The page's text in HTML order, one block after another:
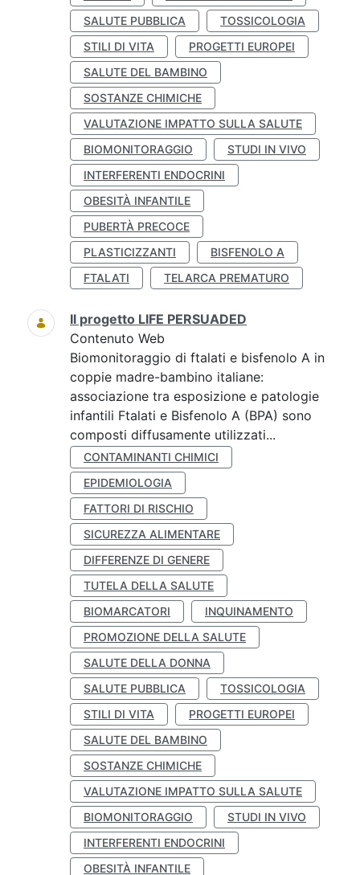
SALUTE PUBBLICA
TOSSICOLOGIA
STILI DI VITA
PROGETTI EUROPEI
SALUTE DEL BAMBINO
SOSTANZE CHIMICHE
VALUTAZIONE IMPATTO SULLA SALUTE
BIOMONITORAGGIO
STUDI IN VIVO
INTERFERENTI ENDOCRINI
OBESITÀ INFANTILE
PUBERTÀ PRECOCE
PLASTICIZZANTI
BISFENOLO A
FTALATI
TELARCA PREMATURO
Il progetto LIFE PERSUADED
Contenuto Web
Biomonitoraggio di ftalati e bisfenolo A in
coppie madre-bambino italiane:
associazione tra esposizione e patologie
infantili Ftalati e Bisfenolo A (BPA) sono
composti diffusamente utilizzati...
CONTAMINANTI CHIMICI
EPIDEMIOLOGIA
FATTORI DI RISCHIO
SICUREZZA ALIMENTARE
DIFFERENZE DI GENERE
TUTELA DELLA SALUTE
BIOMARCATORI
INQUINAMENTO
PROMOZIONE DELLA SALUTE
SALUTE DELLA DONNA
SALUTE PUBBLICA
TOSSICOLOGIA
STILI DI VITA
PROGETTI EUROPEI
SALUTE DEL BAMBINO
SOSTANZE CHIMICHE
VALUTAZIONE IMPATTO SULLA SALUTE
BIOMONITORAGGIO
STUDI IN VIVO
INTERFERENTI ENDOCRINI
OBESITÀ INFANTILE